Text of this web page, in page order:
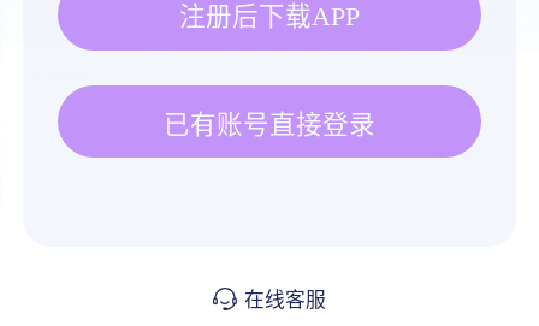
注册后下载APP
已有账号直接登录
在线客服